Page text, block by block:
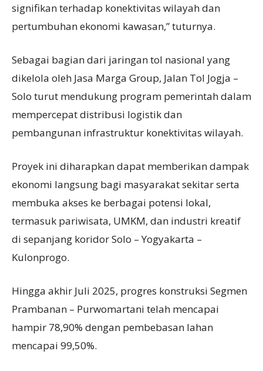
signifikan terhadap konektivitas wilayah dan
pertumbuhan ekonomi kawasan,” tuturnya.
Sebagai bagian dari jaringan tol nasional yang
dikelola oleh Jasa Marga Group, Jalan Tol Jogja –
Solo turut mendukung program pemerintah dalam
mempercepat distribusi logistik dan
pembangunan infrastruktur konektivitas wilayah.
Proyek ini diharapkan dapat memberikan dampak
ekonomi langsung bagi masyarakat sekitar serta
membuka akses ke berbagai potensi lokal,
termasuk pariwisata, UMKM, dan industri kreatif
di sepanjang koridor Solo – Yogyakarta –
Kulonprogo.
Hingga akhir Juli 2025, progres konstruksi Segmen
Prambanan – Purwomartani telah mencapai
hampir 78,90% dengan pembebasan lahan
mencapai 99,50%.